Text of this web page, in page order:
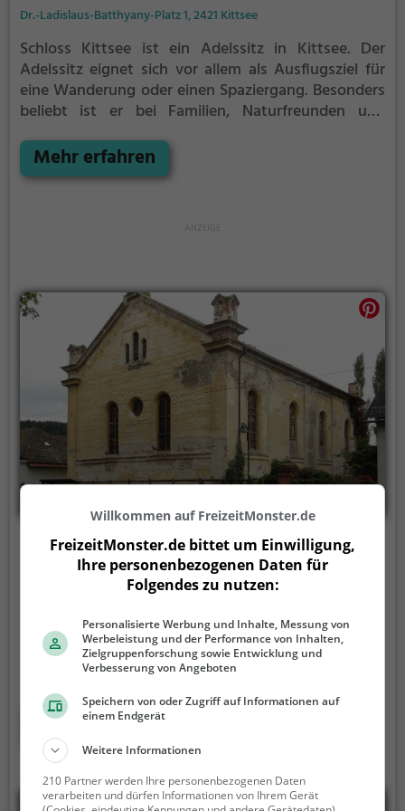
Dr.-Ladislaus-Batthyany-Platz 1, 2421 Kittsee
Schloss Kittsee ist ein Adelssitz in Kittsee. Der
Adelssitz eignet sich vor allem als Ausflugsziel für
eine Wanderung oder einen Spaziergang. Besonders
beliebt ist er bei Familien, Naturfreunden und
Aspekte aus längst vergangenen Zeiten und bietet
einen kleinen Einblick in die Geschichte.
Mehr erfahren
Schloss Kobersdorf
Schloß 1, 7332 Kobersdorf
Schloss Kobersdorf ist ein Adelssitz in Kobersdorf.
Der Adelssitz eignet sich vor allem als Ausflugsziel
für eine Wanderung oder einen Spaziergang.
Besonders beliebt ist er bei Familien, Naturfreunden
und Geschichtsfans. Der Adelssitz offenbart
historische Aspekte aus längst vergangenen Zeiten
und bietet einen kleinen Einblick in die Geschichte.
Mehr erfahren
Willkommen auf FreizeitMonster.de
FreizeitMonster.de bittet um Einwilligung,
Ihre personenbezogenen Daten für
Folgendes zu nutzen:
Personalisierte Werbung und Inhalte, Messung von
Werbeleistung und der Performance von Inhalten,
Zielgruppenforschung sowie Entwicklung und
Verbesserung von Angeboten
Speichern von oder Zugriff auf Informationen auf
einem Endgerät
Weitere Informationen
210 Partner werden Ihre personenbezogenen Daten
verarbeiten und dürfen Informationen von Ihrem Gerät